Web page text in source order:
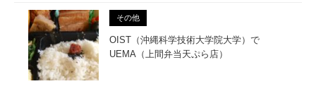
その他
OIST（沖縄科学技術大学院大学）で
UEMA（上間弁当天ぷら店）